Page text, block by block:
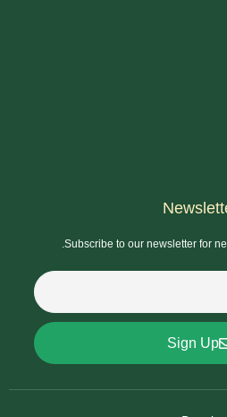
Subscribe to our newsletter for
Sign Up